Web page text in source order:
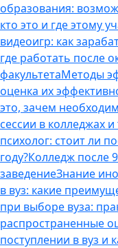
образования:
кто это и где этому
видеоигр: как
где работать после
факультетаМетоды
оценка их
это, зачем
сессии в колледжах
психолог: стоит ли
году?Колледж после
заведениеЗнание
в вуз: какие
при выборе вуза:
распространенные
поступлении в вуз и